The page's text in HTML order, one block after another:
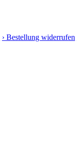
› Bestellung widerrufen